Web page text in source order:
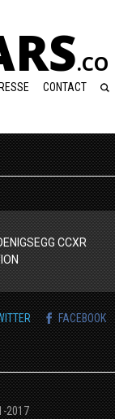
.CO
CONTACT
CCXR
FACEBOOK
2017